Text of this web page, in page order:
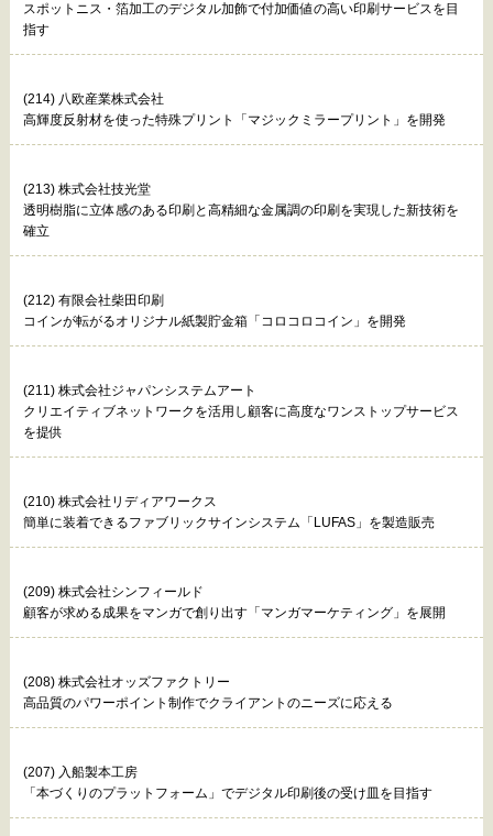
スポットニス・箔加工のデジタル加飾で付加価値の高い印刷サービスを目
指す
(214) 八欧産業株式会社
高輝度反射材を使った特殊プリント「マジックミラープリント」を開発
(213) 株式会社技光堂
透明樹脂に立体感のある印刷と高精細な金属調の印刷を実現した新技術を
確立
(212) 有限会社柴田印刷
コインが転がるオリジナル紙製貯金箱「コロコロコイン」を開発
(211) 株式会社ジャパンシステムアート
クリエイティブネットワークを活用し顧客に高度なワンストップサービス
を提供
(210) 株式会社リディアワークス
簡単に装着できるファブリックサインシステム「LUFAS」を製造販売
(209) 株式会社シンフィールド
顧客が求める成果をマンガで創り出す「マンガマーケティング」を展開
(208) 株式会社オッズファクトリー
高品質のパワーポイント制作でクライアントのニーズに応える
(207) 入船製本工房
「本づくりのプラットフォーム」でデジタル印刷後の受け皿を目指す